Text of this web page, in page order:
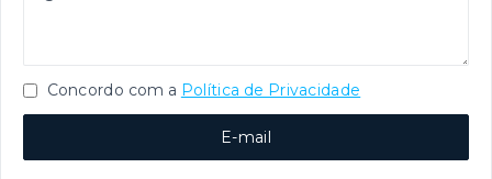
Concordo com a Política de Privacidade
E-mail